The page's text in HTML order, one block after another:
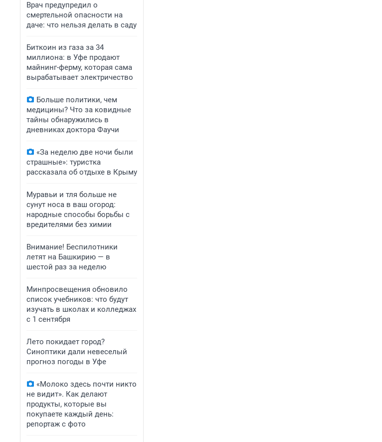
Врач предупредил о
смертельной опасности на
даче: что нельзя делать в саду
Биткоин из газа за 34
миллиона: в Уфе продают
майнинг-ферму, которая сама
вырабатывает электричество
Больше политики, чем
медицины? Что за ковидные
тайны обнаружились в
дневниках доктора Фаучи
«За неделю две ночи были
страшные»: туристка
рассказала об отдыхе в Крыму
Муравьи и тля больше не
сунут носа в ваш огород:
народные способы борьбы с
вредителями без химии
Внимание! Беспилотники
летят на Башкирию — в
шестой раз за неделю
Минпросвещения обновило
список учебников: что будут
изучать в школах и колледжах
с 1 сентября
Лето покидает город?
Синоптики дали невеселый
прогноз погоды в Уфе
«Молоко здесь почти никто
не видит». Как делают
продукты, которые вы
покупаете каждый день:
репортаж с фото